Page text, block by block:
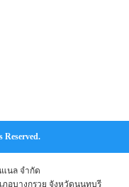
Reserved.
แนล จำกัด
ภอบางกรวย จังหวัดนนทบุรี